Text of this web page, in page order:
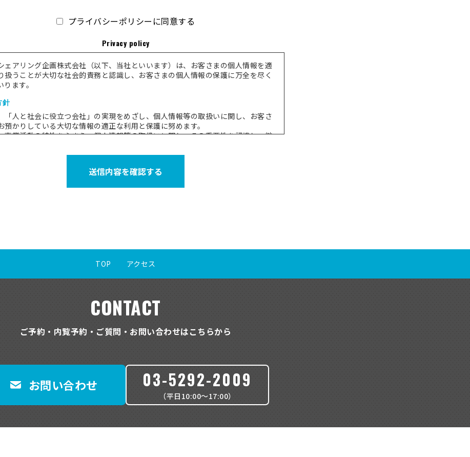
プライバシーポリシーに同意する
Privacy policy
ェアリング企画株式会社（以下、当社といいます）は、お客さまの個人情報を適
扱うことが大切な社会的責務と認識し、お客さまの個人情報の保護に万全を尽く
ります。
針
「人と社会に役立つ会社」の実現をめざし、個人情報等の取扱いに関し、お客さ
預かりしている大切な情報の適正な利用と保護に努めます。
事業活動の特性をふまえ、個人情報等の取扱いに関し、その重要性を認識し、継
お客さまからの個人情報の取扱いに関するお問い合わせおよびお申し出につい
「個人情報の保護に関する法律」等の関係法令等を遵守いたします。
し込み・締結等に必要な情報として、お客さまのお名前・住所・生年月日・性
手続きの内容により、個人番号をご提供いただく場合があります。個人番号およ
人情報については、「行政手続における特定の個人を識別するための番号の利用
書・契約書により、お客さまに関する情報を取得いたします。
の情報の取得にあたっては、個人情報の保護に 関する法律・その他法令等に照ら
な方法で行なうこととします。
定個人情報については、所定の申告書等により取得いたします。
お客さまに関する情報を、必要に応じ、以下の目的で利用させていただきます。
送信内容を確認する
TOP アクセス
CONTACT
ご予約・内覧予約・ご質問・お問い合わせはこちらから
お問い合わせ 03-5292-2009
（平日10:00〜17:00）